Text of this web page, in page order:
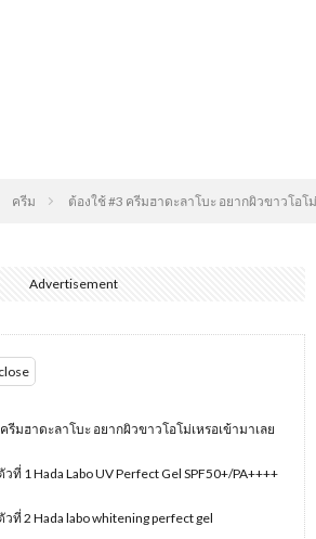
ครีม ต้องใช้ #3 ครีมฮาดะลาโบะ อยากผิวขาวโอโ
Advertisement
รีมฮาดะลาโบะ อยากผิวขาวโอโม่เหรอเข้ามาเลย
ที่ 1 Hada Labo UV Perfect Gel SPF50+/PA++++
ที่ 2 Hada labo whitening perfect gel